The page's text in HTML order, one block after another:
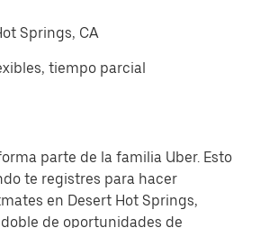
Springs, CA
tiempo parcial
parte de la familia Uber. Esto
te registres para hacer
en Desert Hot Springs,
de oportunidades de